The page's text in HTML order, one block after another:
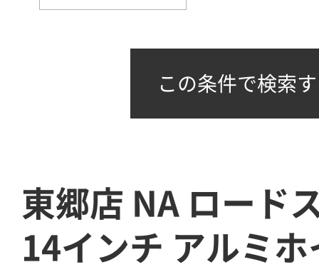
この条件で検索
東郷店 NA ロード
14インチ アルミホ